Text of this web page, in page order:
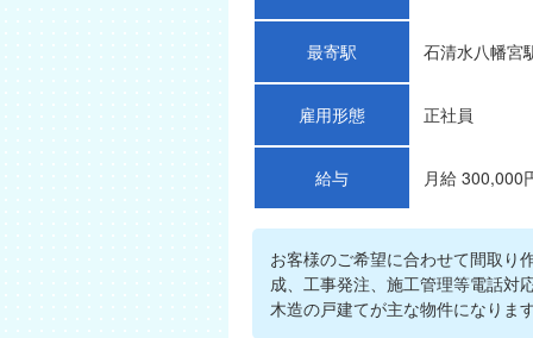
最寄駅 石清水八幡宮
雇用形態 正社員
給与 月給 300,000
お客様のご希望に合わせて間取り
成、工事発注、施工管理等電話対
木造の戸建てが主な物件になりま